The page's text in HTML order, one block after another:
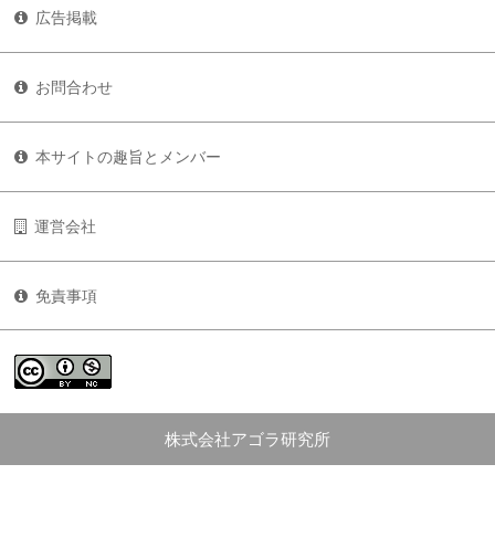
広告掲載
お問合わせ
本サイトの趣旨とメンバー
運営会社
免責事項
株式会社アゴラ研究所